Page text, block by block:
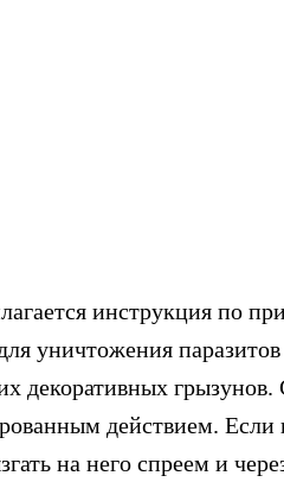
инструкция по
уничтожения
декоративных грызунов.
действием.
на него спреем и